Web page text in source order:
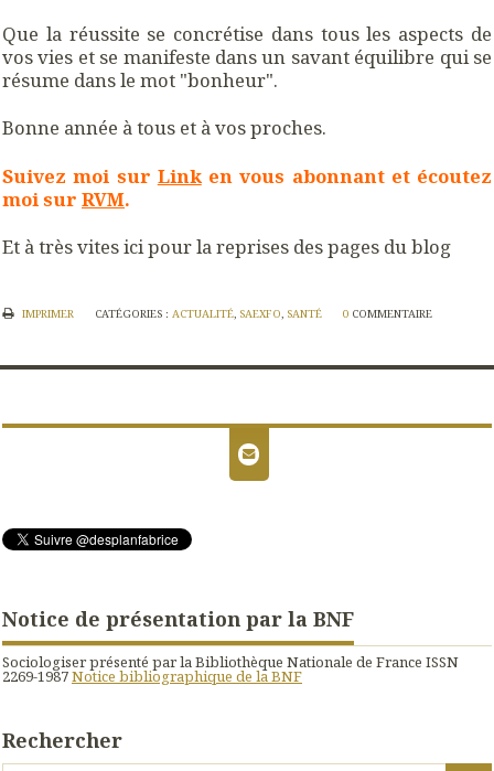
Notice de présentation par la BNF
Sociologiser présenté par la Bibliothèque Nationale de France ISSN
2269-1987Notice bibliographique de la BNF
Rechercher
Que la réussite se concrétise dans tous les aspects de
vos vies et se manifeste dans un savant équilibre qui se
résume dans le mot "bonheur".
Bonne année à tous et à vos proches.
Suivez moi sur Linken vous abonnant et écoutez
moi sur RVM.
Et à très vites ici pour la reprises des pages du blog
IMPRIMER CATÉGORIES : ACTUALITÉ, SAEXFO, SANTÉ 0 COMMENTAIRE